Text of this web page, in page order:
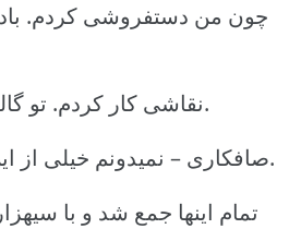
چون من دستفروشی کردم.
نقاشی کار کردم. تو گالری نقاشی در حقیقت.
صافکاری – نمیدونم خیلی از این کارها رو انجام دادم.
تمام اینها جمع شد و با